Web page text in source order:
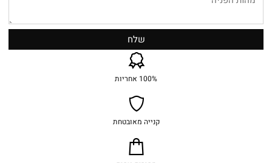
100% אחריות
קנייה מאובטחת